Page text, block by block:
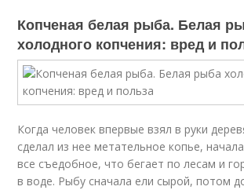
Копченая белая рыба. Белая
холодного копчения: вред и
Когда человек впервые взял в руки
сделал из нее метательное копье,
все съедобное, что бегает по лесам и
в воде. Рыбу сначала ели сырой, потом